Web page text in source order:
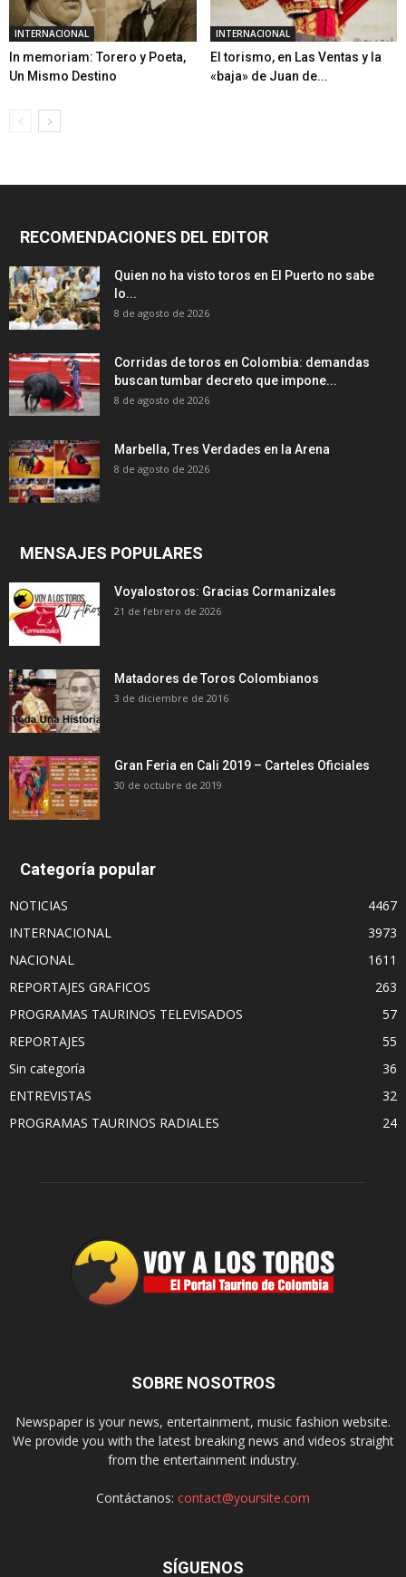
INTERNACIONAL
In memoriam: Torero y Poeta,
Un Mismo Destino
INTERNACIONAL
El torismo, en Las Ventas y la
«baja» de Juan de...
RECOMENDACIONES DEL EDITOR
Quien no ha visto toros en El Puerto no sabe
lo...
8 de agosto de 2026
Corridas de toros en Colombia: demandas
buscan tumbar decreto que impone...
8 de agosto de 2026
Marbella, Tres Verdades en la Arena
8 de agosto de 2026
MENSAJES POPULARES
Voyalostoros: Gracias Cormanizales
21 de febrero de 2026
Matadores de Toros Colombianos
3 de diciembre de 2016
Gran Feria en Cali 2019 – Carteles Oficiales
30 de octubre de 2019
Categoría popular
NOTICIAS
4467
INTERNACIONAL
3973
NACIONAL
1611
REPORTAJES GRAFICOS
263
PROGRAMAS TAURINOS TELEVISADOS
57
REPORTAJES
55
Sin categoría
36
ENTREVISTAS
32
PROGRAMAS TAURINOS RADIALES
24
SOBRE NOSOTROS
Newspaper is your news, entertainment, music fashion website.
We provide you with the latest breaking news and videos straight
from the entertainment industry.
Contáctanos: contact@yoursite.com
SÍGUENOS